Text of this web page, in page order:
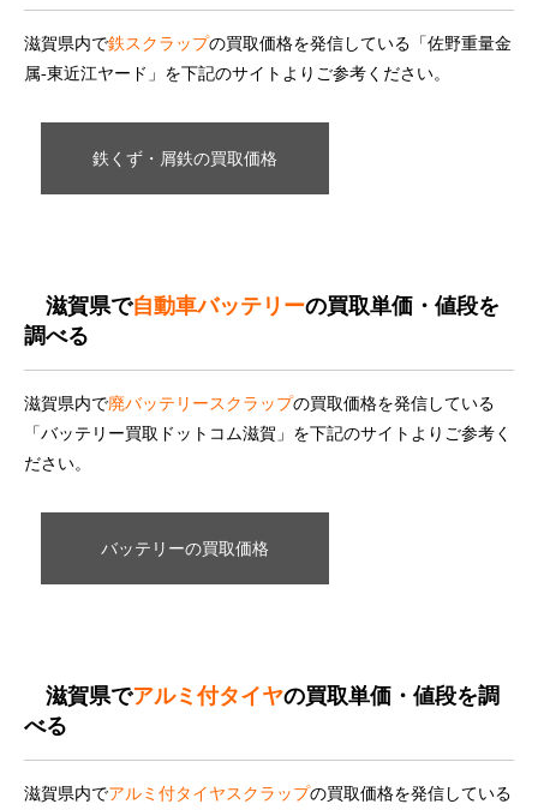
滋賀県内で鉄スクラップの買取価格を発信している「佐野重量金
属-東近江ヤード」を下記のサイトよりご参考ください。
鉄くず・屑鉄の買取価格
滋賀県で自動車バッテリーの買取単価・値段を
調べる
滋賀県内で廃バッテリースクラップの買取価格を発信している
「バッテリー買取ドットコム滋賀」を下記のサイトよりご参考く
ださい。
バッテリーの買取価格
滋賀県でアルミ付タイヤの買取単価・値段を調
べる
滋賀県内でアルミ付タイヤスクラップの買取価格を発信している